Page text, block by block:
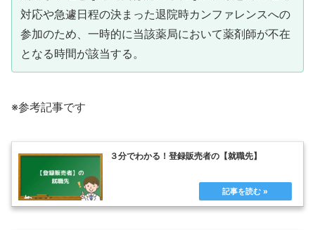
対応や急遽日程の決まった退院時カンファレンスへの
参加のため、一時的に当該薬局において薬剤師が不在
となる時間が該当する。
※参考記事です
３分でわかる！登録販売者の【就職先】